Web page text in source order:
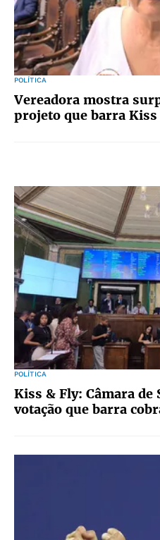
POLÍTICA
Vereadora mostra
projeto que barra Kiss
POLÍTICA
Kiss & Fly: Câmara de
votação que barra